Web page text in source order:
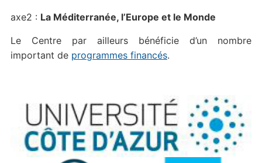
axe2 : La Méditerranée, l’Europe et le Monde
Le Centre par ailleurs bénéficie d’un nombre
important de programmes financés.